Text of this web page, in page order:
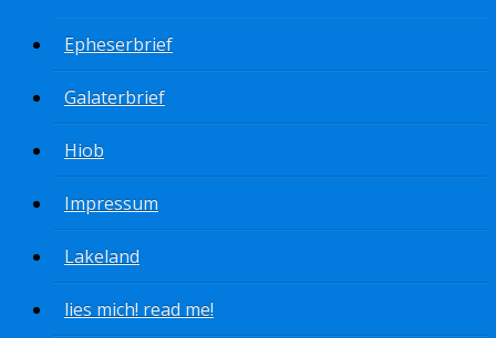
Epheserbrief
Galaterbrief
Hiob
Impressum
Lakeland
lies mich! read me!